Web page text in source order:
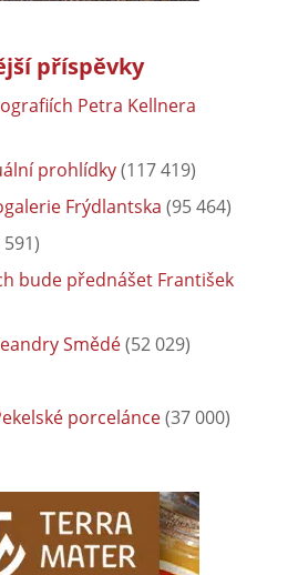
příspěvky
Petra Kellnera
prohlídky(117 419)
Frýdlantska (95 464)
bude přednášet František
Smědé(52 029)
porcelánce(37 000)